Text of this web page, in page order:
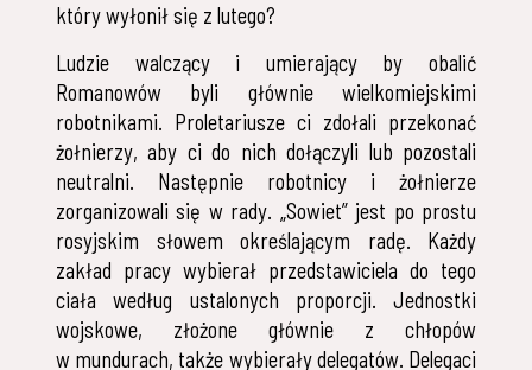
który wyłonił się z lutego?
Ludzie walczący i umierający by obalić
Romanowów byli głównie wielkomiejskimi
robotnikami. Proletariusze ci zdołali przekonać
żołnierzy, aby ci do nich dołączyli lub pozostali
neutralni. Następnie robotnicy i żołnierze
zorganizowali się w rady. „Sowiet” jest po prostu
rosyjskim słowem określającym radę. Każdy
zakład pracy wybierał przedstawiciela do tego
ciała według ustalonych proporcji. Jednostki
wojskowe, złożone głównie z chłopów
w mundurach, także wybierały delegatów. Delegaci